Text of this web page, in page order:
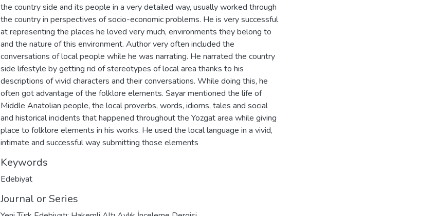
the country side and its people in a very detailed way, usually worked through
the country in perspectives of socio-economic problems. He is very successful
at representing the places he loved very much, environments they belong to
and the nature of this environment. Author very often included the
conversations of local people while he was narrating. He narrated the country
side lifestyle by getting rid of stereotypes of local area thanks to his
descriptions of vivid characters and their conversations. While doing this, he
often got advantage of the folklore elements. Sayar mentioned the life of
Middle Anatolian people, the local proverbs, words, idioms, tales and social
and historical incidents that happened throughout the Yozgat area while giving
place to folklore elements in his works. He used the local language in a vivid,
intimate and successful way submitting those elements
Keywords
Edebiyat
Journal or Series